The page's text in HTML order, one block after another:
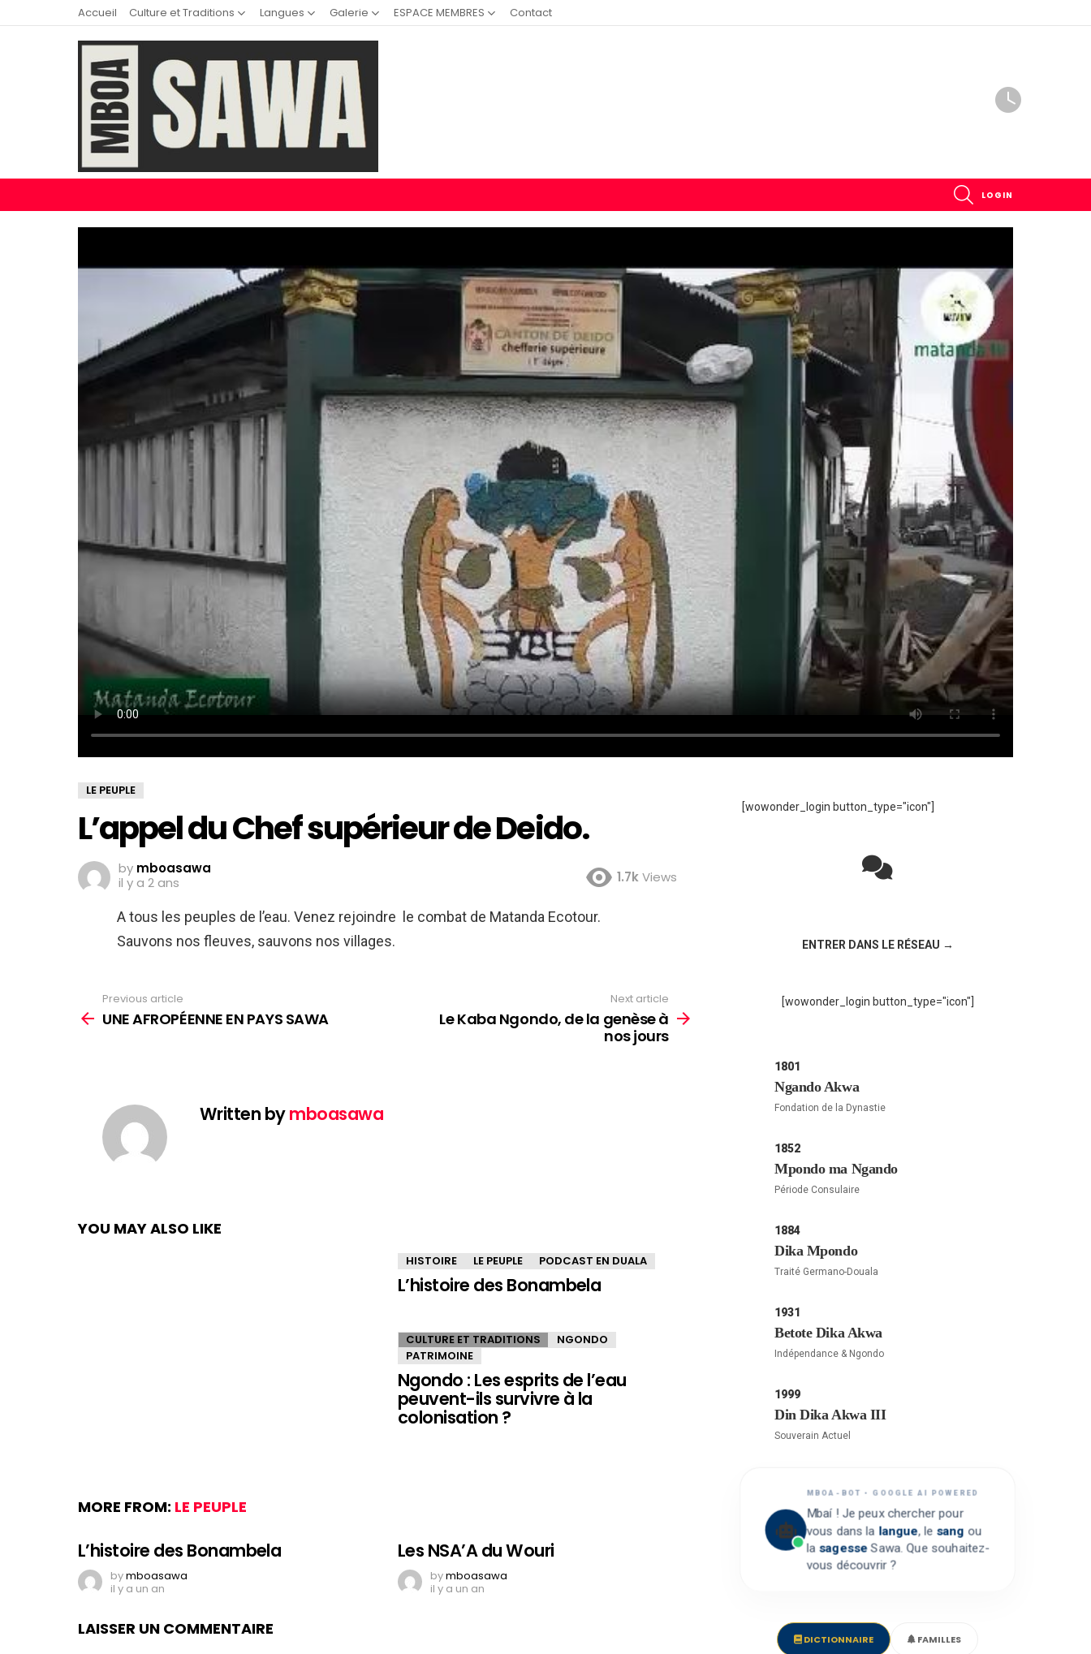
Accueil Culture et Traditions Langues Galerie ESPACE MEMBRES Contact
LOGIN
LE PEUPLE
L’appel du Chef supérieur de Deido.
by mboasawa
il y a 2 ans
1.7kViews
A tous les peuples de l’eau. Venez rejoindre le combat de Matanda Ecotour.
Sauvons nos fleuves, sauvons nos villages.
more
Previous article
UNE AFROPÉENNE EN PAYS SAWA
Next article
Le Kaba Ngondo, de la genèse à
nos jours
Written bymboasawa
YOU MAY ALSO LIKE
HISTOIRE LE PEUPLE PODCAST EN DUALA
L’histoire des Bonambela
CULTURE ET TRADITIONS
NGONDO
PATRIMOINE
Ngondo : Les esprits de l’eau
peuvent-ils survivre à la
colonisation ?
MORE FROM: LE PEUPLE
L’histoire des Bonambela
bymboasawa
il y a un an
Les NSA’A du Wouri
bymboasawa
il y a un an
LAISSER UN COMMENTAIRE
[wowonder_login button_type="icon"]
ENTRER DANS LE RÉSEAU →
[wowonder_login button_type="icon"]
1801
Ngando Akwa
Fondation de la Dynastie
1852
Mpondo ma Ngando
Période Consulaire
1884
Dika Mpondo
Traité Germano-Douala
1931
Betote Dika Akwa
Indépendance & Ngondo
1999
Din Dika Akwa III
Souverain Actuel
MBOA-BOT • GOOGLE AI POWERED
Mbaí ! Je peux chercher pour
vous dans la langue, le sangou
lasagesseSawa. Que souhaitez-
vous découvrir ?
DICTIONNAIRE FAMILLES